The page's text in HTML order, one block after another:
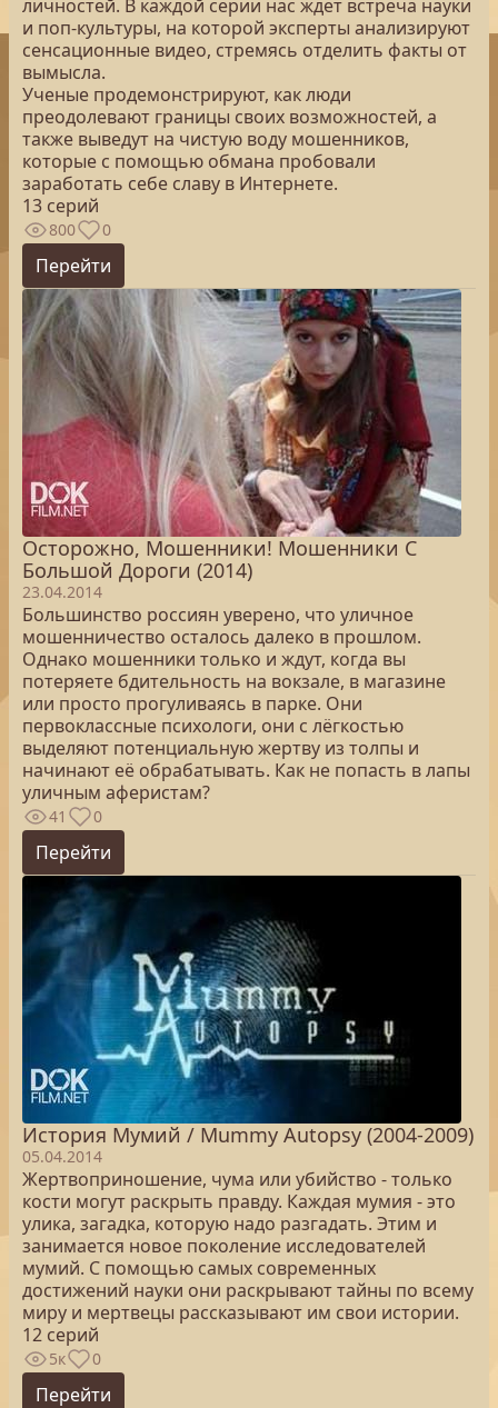
личностей. В каждой серии нас ждет встреча науки
и поп-культуры, на которой эксперты анализируют
сенсационные видео, стремясь отделить факты от
вымысла.
Ученые продемонстрируют, как люди
преодолевают границы своих возможностей, а
также выведут на чистую воду мошенников,
которые с помощью обмана пробовали
заработать себе славу в Интернете.
13 серий
800 0
Перейти
Осторожно, Мошенники! Мошенники С
Большой Дороги (2014)
23.04.2014
Большинство россиян уверено, что уличное
мошенничество осталось далеко в прошлом.
Однако мошенники только и ждут, когда вы
потеряете бдительность на вокзале, в магазине
или просто прогуливаясь в парке. Они
первоклассные психологи, они с лёгкостью
выделяют потенциальную жертву из толпы и
начинают её обрабатывать. Как не попасть в лапы
уличным аферистам?
41 0
Перейти
История Мумий / Mummy Autopsy (2004-2009)
05.04.2014
Жертвоприношение, чума или убийство - только
кости могут раскрыть правду. Каждая мумия - это
улика, загадка, которую надо разгадать. Этим и
занимается новое поколение исследователей
мумий. С помощью самых современных
достижений науки они раскрывают тайны по всему
миру и мертвецы рассказывают им свои истории.
12 серий
5к 0
Перейти